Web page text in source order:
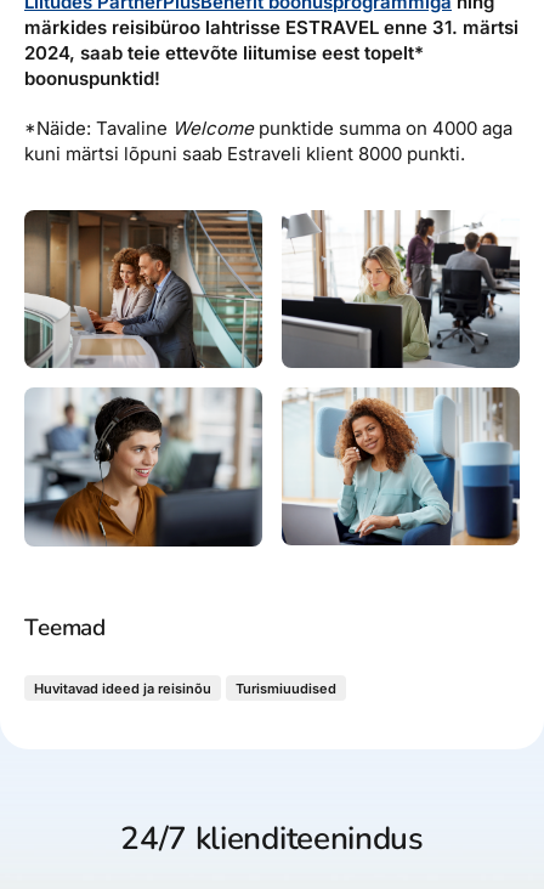
märkides reisibüroo lahtrisse ESTRAVEL enne 31. märtsi
2024, saab teie ettevõte liitumise eest topelt*
boonuspunktid!
*Näide: Tavaline Welcomepunktide summa on 4000 aga
kuni märtsi lõpuni saab Estraveli klient 8000 punkti.
Teemad
Huvitavad ideed ja reisinõu Turismiuudised
24/7 klienditeenindus